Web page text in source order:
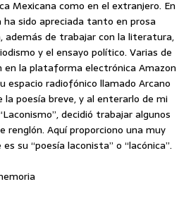
Mexicana como en el extranjero. En
sido apreciada tanto en prosa
además de trabajar con la literatura,
y el ensayo político. Varias de
en la plataforma electrónica Amazon
espacio radiofónico llamado Arcano
la poesía breve, y al enterarlo de mi
decidió trabajar algunos
renglón. Aquí proporciono una muy
su “poesía laconista” o “lacónica”.